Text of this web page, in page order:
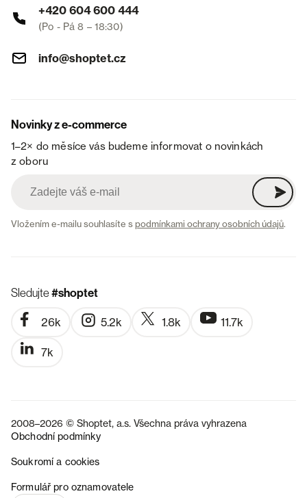
+420 604 600 444
(Po - Pá 8 – 18:30)
info@shoptet.cz
Novinky z e-commerce
1–2× do měsíce vás budeme informovat o novinkách
z oboru
Vložením e-mailu souhlasíte spodmínkami ochrany osobních údajů.
Sledujte#shoptet
26k 5.2k 1.8k 11.7k
7k
2008–2026 © Shoptet, a.s. Všechna práva vyhrazena
Obchodní podmínky
Soukromí a cookies
Formulář pro oznamovatele